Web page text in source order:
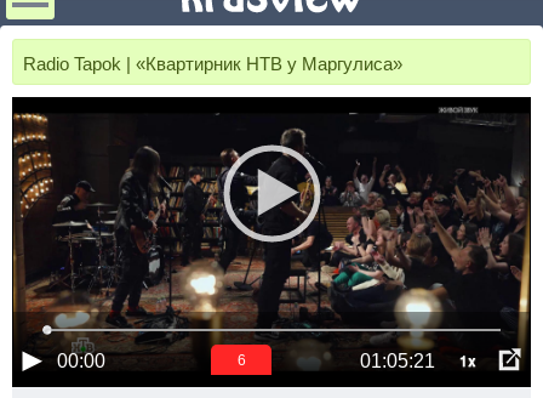
Radio Tapok | «Квартирник НТВ у Маргулиса»
00:00 01:05:21 1x
6